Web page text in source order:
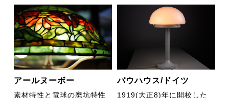
アールヌーボー
素材特性と電球の廃坑特性
バウハウス/ドイツ
1919(大正8)年に開校した